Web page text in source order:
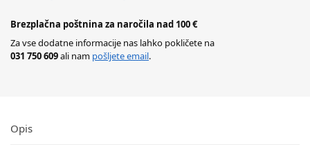
Brezplačna poštnina za naročila nad 100 €
Za vse dodatne informacije nas lahko pokličete na
031 750 609ali nam pošljete email.
Opis